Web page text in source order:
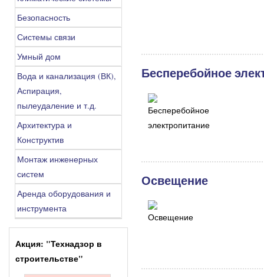
Безопасность
Системы связи
Умный дом
Вода и канализация (ВК),
Аспирация,
пылеудаление и т.д.
Архитектура и
Конструктив
Монтаж инженерных
систем
Аренда оборудования и
инструмента
Акция: "Технадзор в
строительстве"
Бесперебойное
Освещение